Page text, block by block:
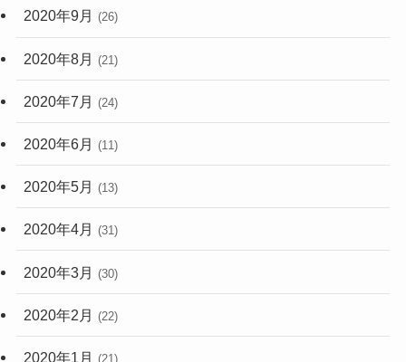
2020年9月 (26)
2020年8月 (21)
2020年7月 (24)
2020年6月 (11)
2020年5月 (13)
2020年4月 (31)
2020年3月 (30)
2020年2月 (22)
2020年1月 (21)